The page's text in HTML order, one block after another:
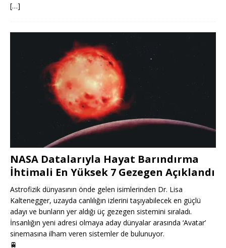
[…]
NASA Datalarıyla Hayat Barındırma
İhtimali En Yüksek 7 Gezegen Açıklandı
Astrofizik dünyasının önde gelen isimlerinden Dr. Lisa
Kaltenegger, uzayda canlılığın izlerini taşıyabilecek en güçlü
adayı ve bunların yer aldığı üç gezegen sistemini sıraladı.
İnsanlığın yeni adresi olmaya aday dünyalar arasında ‘Avatar’
sinemasına ilham veren sistemler de bulunuyor.
🚆